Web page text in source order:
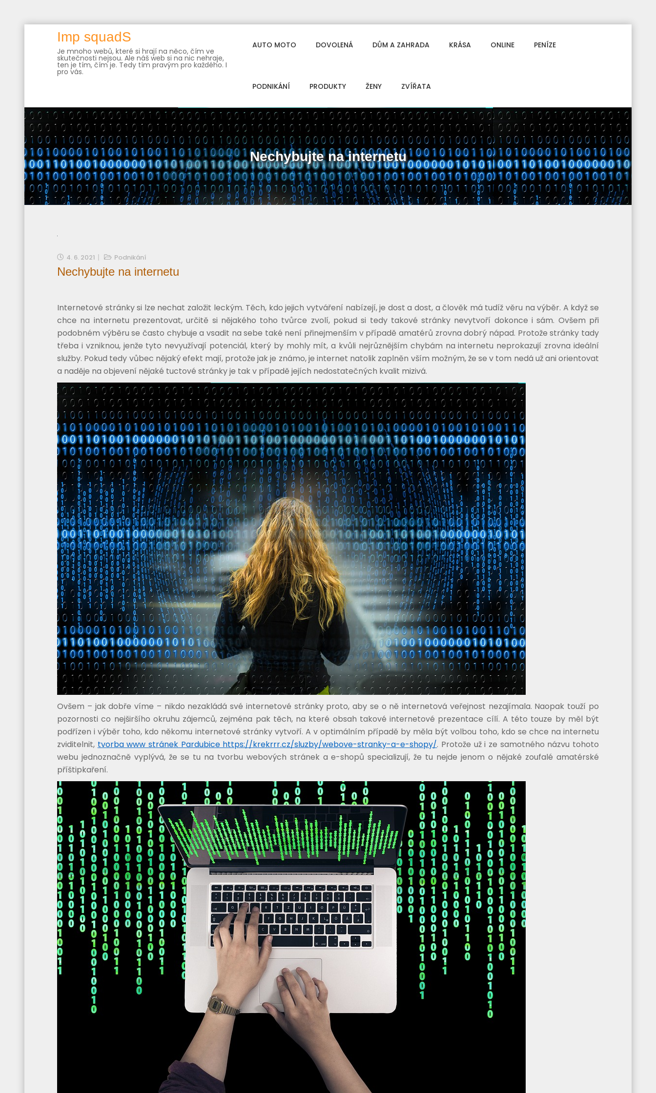
Imp squadS
Je mnoho webů, které si hrají na něco, čím ve
skutečnosti nejsou. Ale náš web si na nic nehraje,
ten je tím, čím je. Tedy tím pravým pro každého. I
pro vás.
AUTO MOTO DOVOLENÁ DŮM A ZAHRADA KRÁSA ONLINE PENÍZE
PODNIKÁNÍ PRODUKTY ŽENY ZVÍŘATA
Nechybujte na internetu
4. 6. 2021 Podnikání
Nechybujte na internetu
Internetové stránky si lze nechat založit leckým. Těch, kdo jejich vytváření nabízejí, je dost a dost, a člověk má tudíž věru na výběr. A když se
chce na internetu prezentovat, určitě si nějakého toho tvůrce zvolí, pokud si tedy takové stránky nevytvoří dokonce i sám. Ovšem při
podobném výběru se často chybuje a vsadit na sebe také není přinejmenším v případě amatérů zrovna dobrý nápad. Protože stránky tady
třeba i vzniknou, jenže tyto nevyužívají potenciál, který by mohly mít, a kvůli nejrůznějším chybám na internetu neprokazují zrovna ideální
služby. Pokud tedy vůbec nějaký efekt mají, protože jak je známo, je internet natolik zaplněn vším možným, že se v tom nedá už ani orientovat
a naděje na objevení nějaké tuctové stránky je tak v případě jejích nedostatečných kvalit mizivá.
Ovšem – jak dobře víme – nikdo nezakládá své internetové stránky proto, aby se o ně internetová veřejnost nezajímala. Naopak touží po
pozornosti co nejširšího okruhu zájemců, zejména pak těch, na které obsah takové internetové prezentace cílí. A této touze by měl být
podřízen i výběr toho, kdo někomu internetové stránky vytvoří. A v optimálním případě by měla být volbou toho, kdo se chce na internetu
zviditelnit, tvorba www stránek Pardubice https://krekrrr.cz/sluzby/webove-stranky-a-e-shopy/. Protože už i ze samotného názvu tohoto
webu jednoznačně vyplývá, že se tu na tvorbu webových stránek a e-shopů specializují, že tu nejde jenom o nějaké zoufalé amatérské
příštipkaření.